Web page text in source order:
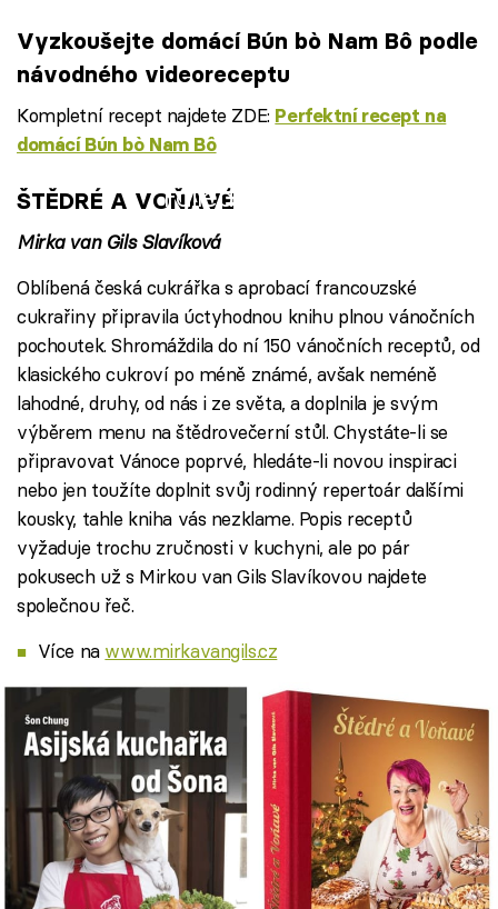
Vyzkoušejte domácí Bún bò Nam Bô podle
návodného videoreceptu
Kompletní recept najdete ZDE: Perfektní recept na
domácí Bún bò Nam Bô
Failed to fetch
ŠTĚDRÉ A VOŇAVÉ
Mirka van Gils Slavíková
Oblíbená česká cukrářka s aprobací francouzské
cukrařiny připravila úctyhodnou knihu plnou vánočních
pochoutek. Shromáždila do ní 150 vánočních receptů, od
klasického cukroví po méně známé, avšak neméně
lahodné, druhy, od nás i ze světa, a doplnila je svým
výběrem menu na štědrovečerní stůl. Chystáte-li se
připravovat Vánoce poprvé, hledáte-li novou inspiraci
nebo jen toužíte doplnit svůj rodinný repertoár dalšími
kousky, tahle kniha vás nezklame. Popis receptů
vyžaduje trochu zručnosti v kuchyni, ale po pár
pokusech už s Mirkou van Gils Slavíkovou najdete
společnou řeč.
Více na www.mirkavangils.cz